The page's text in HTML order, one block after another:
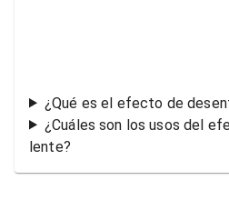
¿Qué es el efecto de
¿Cuáles son los usos del
lente?